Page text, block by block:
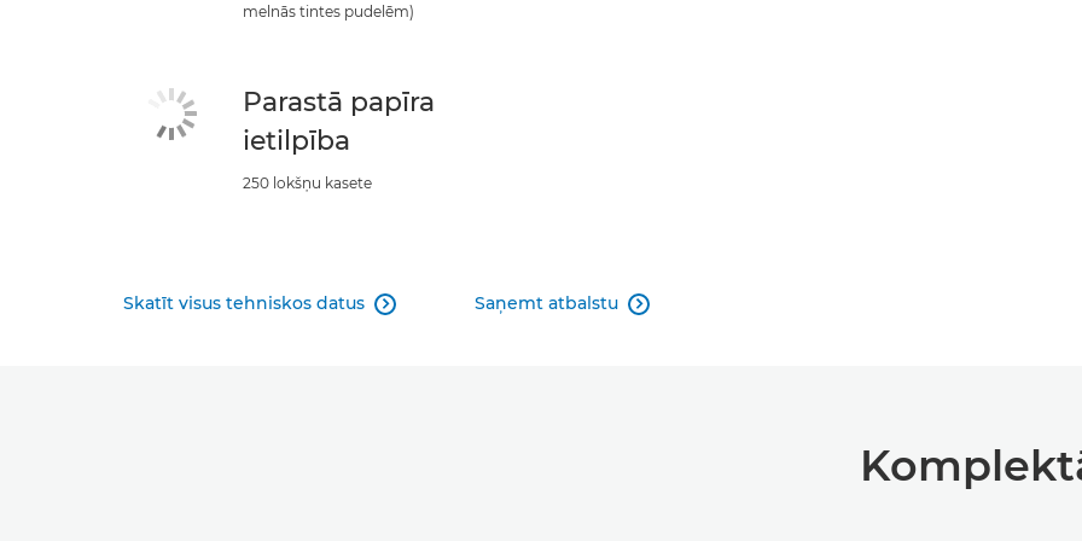
melnās tintes pudelēm)
Parastā papīra
ietilpība
250 lokšņu kasete
Skatīt visus tehniskos datus  Saņemt atbalstu 